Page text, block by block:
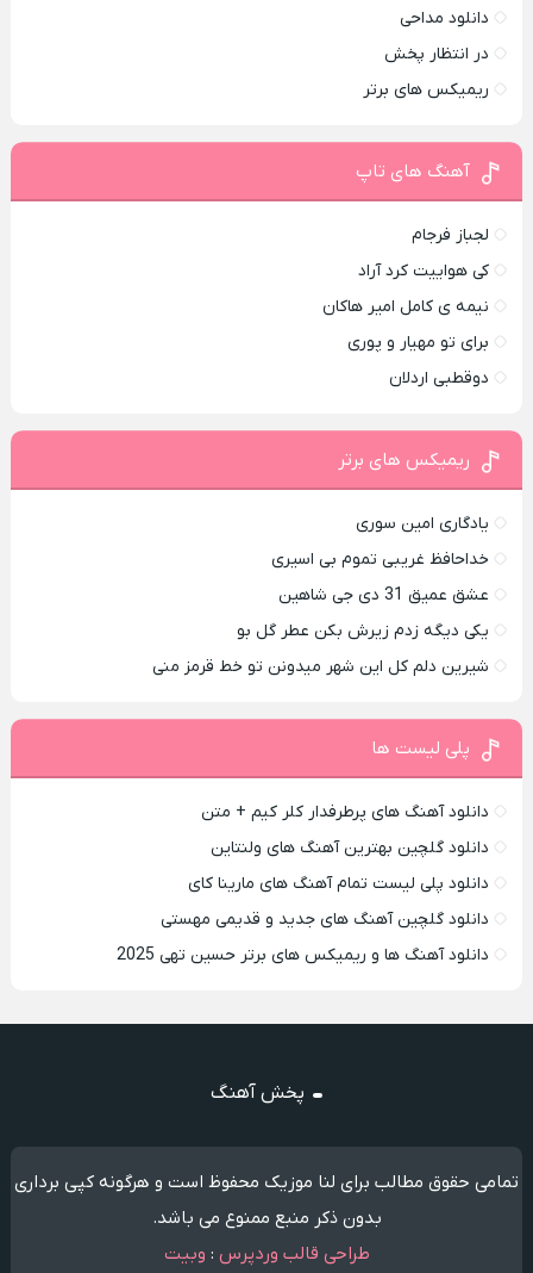
دانلود مداحی
در انتظار پخش
ریمیکس های برتر
آهنگ های تاپ
لجباز فرجام
کی هواییت کرد آراد
نیمه ی کامل امیر هاکان
برای تو مهیار و پوری
دوقطبی اردلان
ریمیکس های برتر
یادگاری امین سوری
خداحافظ غریبی تموم بی اسیری
عشق عمیق 31 دی جی شاهین
یکی دیگه زدم زیرش بکن عطر گل بو
شیرین دلم کل این شهر میدونن تو خط قرمز منی
پلی لیست ها
دانلود آهنگ های پرطرفدار کلر کیم + متن
دانلود گلچین بهترین آهنگ های ولنتاین
دانلود پلی لیست تمام آهنگ های مارینا کای
دانلود گلچین آهنگ های جدید و قدیمی مهستی
دانلود آهنگ ها و ریمیکس های برتر حسین تهی 2025
پخش آهنگ
تمامی حقوق مطالب برای لنا موزیک محفوظ است و هرگونه کپی برداری
بدون ذکر منبع ممنوع می باشد.
طراحی قالب وردپرس : وبیت